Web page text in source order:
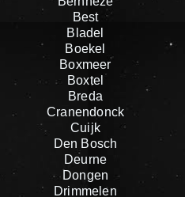
Best
Bladel
Boekel
Boxmeer
Boxtel
Breda
Cranendonck
Cuijk
Den Bosch
Deurne
Dongen
Drimmelen